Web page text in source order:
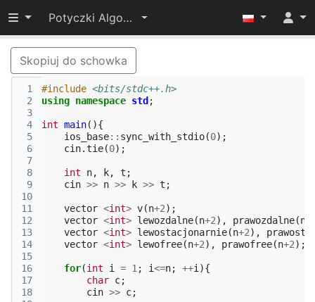
Przełącz widoczność menu
Potyczki Algorytmiczne 2025
Skopiuj do schowka
1
2
3
4
5
6
7
8
9
10
11
12
13
14
15
16
17
18
#include <bits/stdc++.h>
using namespace std ;
int main(){
ios_base:: sync_with_stdio(0);
cin.tie(0);
int n, k, t ;
cin >> n >> k >> t ;
vector <int> v(n+2);
vector <int> lewozdalne(n+2), prawozdalne(n
vector <int> lewostacjonarnie(n+2),
vector <int> lewofree(n+2), prawofree(n+2);
for(int i = 1 ; i<=n; ++i ){
char c;
cin >> c;